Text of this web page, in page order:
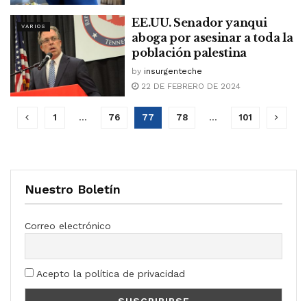
VARIOS
EE.UU. Senador yanqui
aboga por asesinar a toda la
población palestina
by insurgenteche
22 DE FEBRERO DE 2024
1 … 76 77 78 … 101
Nuestro Boletín
Correo electrónico
Acepto la política de privacidad